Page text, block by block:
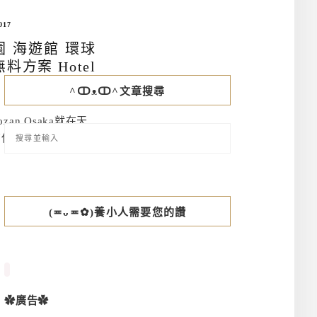
海遊館 環球
料方案 Hotel
Osaka就在天
用大阪周遊卡來
^ↀᴥↀ^文章搜尋
(≖ᴗ≖✿)養小人需要您的讚
✿廣告✿